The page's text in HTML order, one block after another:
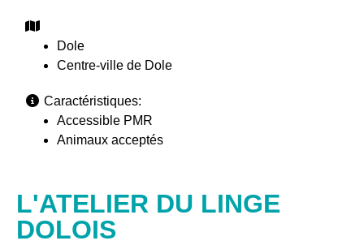
Dole
Centre-ville de Dole
Caractéristiques:
Accessible PMR
Animaux acceptés
L'ATELIER DU LINGE
DOLOIS